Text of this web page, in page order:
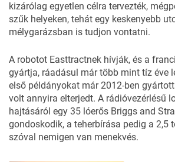
kizárólag egyetlen célra tervezték,
szűk helyeken, tehát egy keskenyebb
mélygarázsban is tudjon vontatni.
A robotot Easttractnek hívják, és a
gyártja, ráadásul már több mint tíz éve
első példányokat már 2012-ben
volt annyira elterjedt. A rádióvezérlésű
hajtásáról egy 35 lóerős Briggs and
gondoskodik, a teherbírása pedig a 2,5
szóval nemigen van menekvés.